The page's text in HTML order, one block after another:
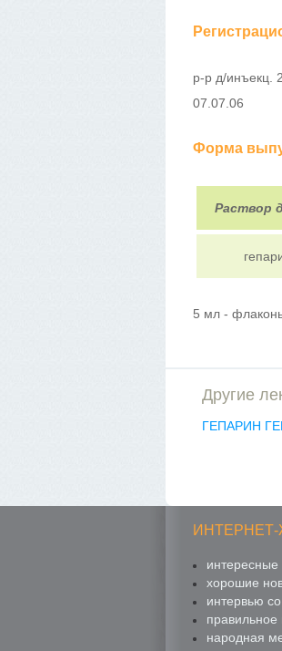
р-р д/инъекц.
07.07.06
Форма
Раствор
5 мл -
Другие
ГЕПАРИН
интересные
хорошие
интервью
правильное
народная